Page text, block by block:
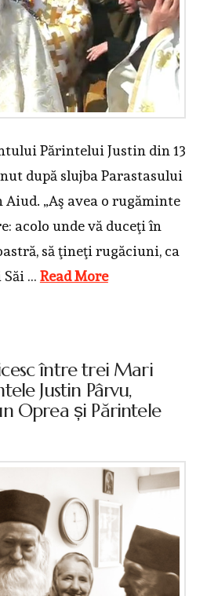
Părintelui Justin din 13
după slujba Parastasului
Aiud. „Aş avea o rugăminte
acolo unde vă duceţi în
să ţineţi rugăciuni, ca
Săi … Read More
între trei Mari
Justin Pârvu,
Oprea și Părintele